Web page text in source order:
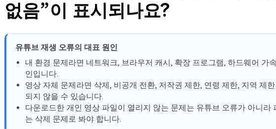
없음”이 표시되나요?
유튜브 재생 오류의 대표 원인
내 환경 문제라면 네트워크, 브라우저 캐시, 확장 프로그램, 하드웨어 가
인입니다.
영상 자체 문제라면 삭제, 비공개 전환, 저작권 제한, 연령 제한, 지역 제
되지 않을 수 있습니다.
다운로드한 개인 영상 파일이 열리지 않는 문제는 유튜브 오류가 아니라
는 삭제 문제로 봐야 합니다.